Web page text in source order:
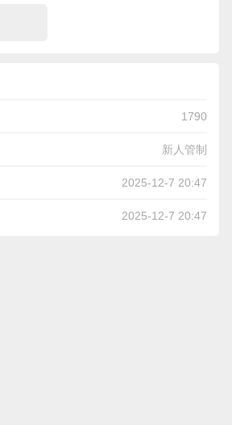
1790
新人管制
2025-12-7 20:47
2025-12-7 20:47